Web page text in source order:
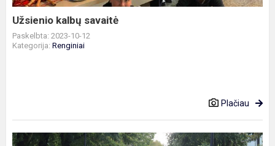
Užsienio kalbų savaitė
Paskelbta: 2023-10-12
Kategorija: Renginiai
Plačiau
Mokslo